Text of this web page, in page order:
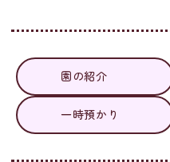
園の紹介
一時預かり